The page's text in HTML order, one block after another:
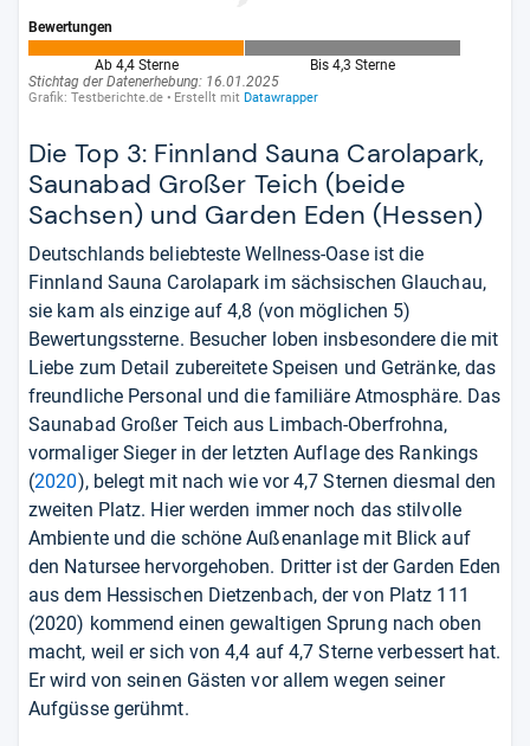
Die Top 3: Finnland Sauna Carolapark,
Saunabad Großer Teich (beide
Sachsen) und Garden Eden (Hessen)
Deutschlands beliebteste Wellness-Oase ist die
Finnland Sauna Carolapark im sächsischen Glauchau,
sie kam als einzige auf 4,8 (von möglichen 5)
Bewertungssterne. Besucher loben insbesondere die mit
Liebe zum Detail zubereitete Speisen und Getränke, das
freundliche Personal und die familiäre Atmosphäre. Das
Saunabad Großer Teich aus Limbach-Oberfrohna,
vormaliger Sieger in der letzten Auflage des Rankings
(2020), belegt mit nach wie vor 4,7 Sternen diesmal den
zweiten Platz. Hier werden immer noch das stilvolle
Ambiente und die schöne Außenanlage mit Blick auf
den Natursee hervorgehoben. Dritter ist der Garden Eden
aus dem Hessischen Dietzenbach, der von Platz 111
(2020) kommend einen gewaltigen Sprung nach oben
macht, weil er sich von 4,4 auf 4,7 Sterne verbessert hat.
Er wird von seinen Gästen vor allem wegen seiner
Aufgüsse gerühmt.